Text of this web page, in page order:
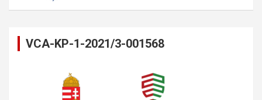
VCA-KP-1-2021/3-001568